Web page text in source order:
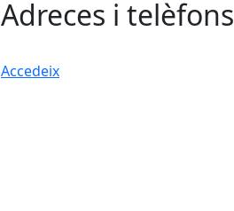
Adreces i telèfons
Accedeix